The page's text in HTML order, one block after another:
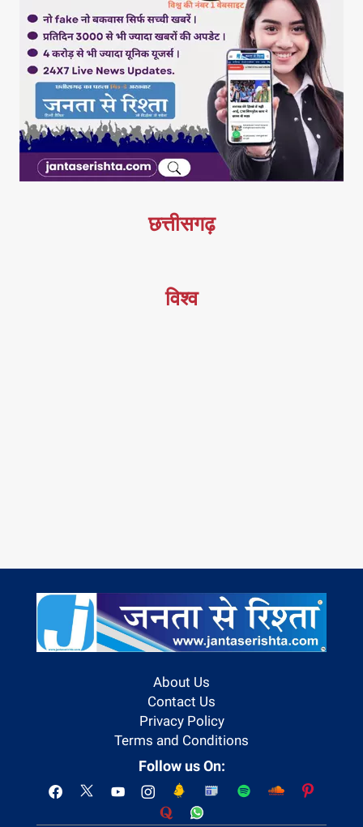
छत्तीसगढ़
विश्व
About Us
Contact Us
Privacy Policy
Terms and Conditions
Follow us On: